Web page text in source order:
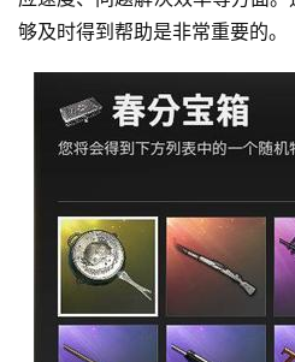
够及时得到帮助是非常重要的。